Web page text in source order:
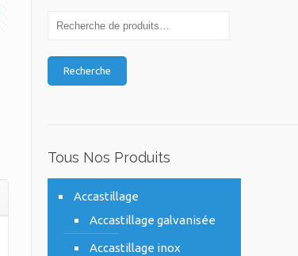
Recherche
Tous Nos Produits
Accastillage
Accastillage galvanisée
Accastillage inox